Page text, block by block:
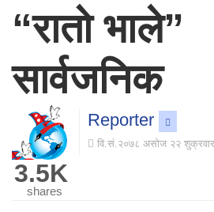
“रातो भाले”
सार्वजनिक
Reporter
वि.सं.२०७८ असोज २२
3.5K
shares